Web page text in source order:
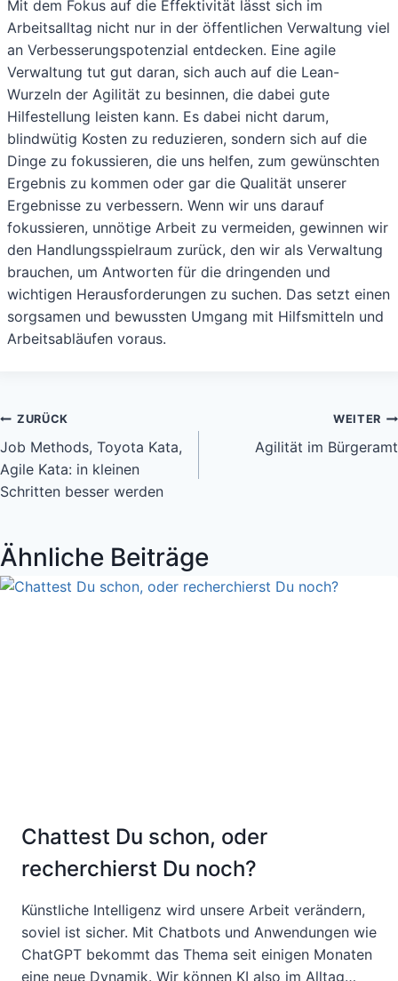
Mit dem Fokus auf die Effektivität lässt sich im
Arbeitsalltag nicht nur in der öffentlichen Verwaltung viel
an Verbesserungspotenzial entdecken. Eine agile
Verwaltung tut gut daran, sich auch auf die Lean-
Wurzeln der Agilität zu besinnen, die dabei gute
Hilfestellung leisten kann. Es dabei nicht darum,
blindwütig Kosten zu reduzieren, sondern sich auf die
Dinge zu fokussieren, die uns helfen, zum gewünschten
Ergebnis zu kommen oder gar die Qualität unserer
Ergebnisse zu verbessern. Wenn wir uns darauf
fokussieren, unnötige Arbeit zu vermeiden, gewinnen wir
den Handlungsspielraum zurück, den wir als Verwaltung
brauchen, um Antworten für die dringenden und
wichtigen Herausforderungen zu suchen. Das setzt einen
sorgsamen und bewussten Umgang mit Hilfsmitteln und
Arbeitsabläufen voraus.
Beitragsnavigation
ZURÜCK
Job Methods, Toyota Kata,
Agile Kata: in kleinen
Schritten besser werden
WEITER
Agilität im Bürgeramt
Ähnliche Beiträge
Chattest Du schon, oder
recherchierst Du noch?
Künstliche Intelligenz wird unsere Arbeit verändern,
soviel ist sicher. Mit Chatbots und Anwendungen wie
ChatGPT bekommt das Thema seit einigen Monaten
eine neue Dynamik. Wir können KI also im Alltag…